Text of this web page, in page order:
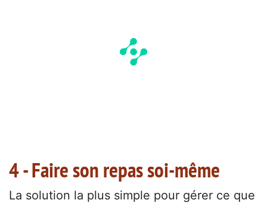
4 - Faire son repas soi-même
La solution la plus simple pour gérer ce que